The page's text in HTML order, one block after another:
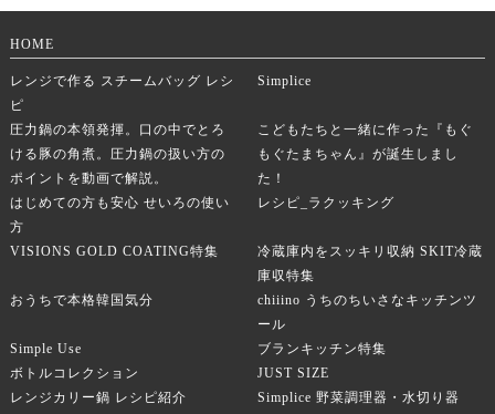
HOME
レンジで作る スチームバッグ レシ
ピ
Simplice
圧力鍋の本領発揮。口の中でとろ
ける豚の角煮。圧力鍋の扱い方の
ポイントを動画で解説。
こどもたちと一緒に作った『もぐ
もぐたまちゃん』が誕生しまし
た！
はじめての方も安心 せいろの使い
方
レシピ_ラクッキング
VISIONS GOLD COATING特集
冷蔵庫内をスッキリ収納 SKIT冷蔵
庫収特集
おうちで本格韓国気分
chiiino うちのちいさなキッチンツ
ール
Simple Use
ブランキッチン特集
ボトルコレクション
JUST SIZE
レンジカリー鍋 レシピ紹介
Simplice 野菜調理器・水切り器